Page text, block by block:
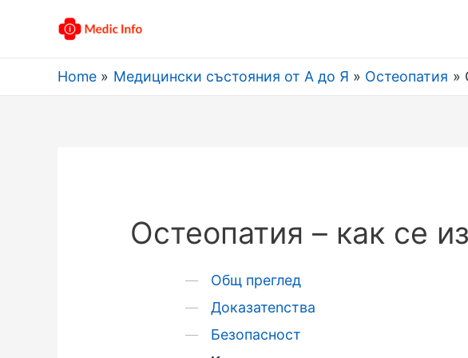
Home Медицински състояния от А до Я Остеопатия
Остеопатия – как се
Общ преглед
Доказатеnства
Безопасност